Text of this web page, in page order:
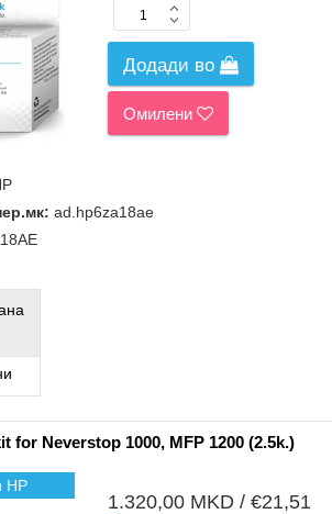
Додади во
Омилени
ad.hp6za18ae
for Neverstop 1000, MFP 1200 (2.5k.)
HP
1.320,00 MKD / €21,51